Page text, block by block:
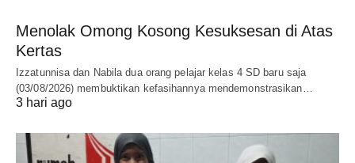
Menolak Omong Kosong Kesuksesan di Atas
Kertas
Izzatunnisa dan Nabila dua orang pelajar kelas 4 SD baru saja
(03/08/2026) membuktikan kefasihannya mendemonstrasikan…
3 hari ago